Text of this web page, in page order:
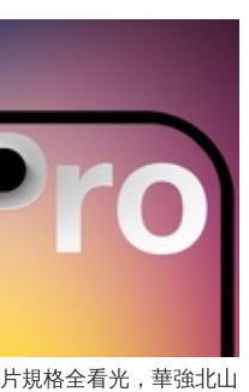
規格全看光，華強北山